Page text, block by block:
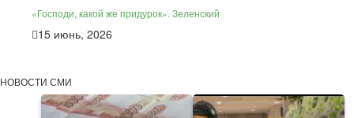
«Господи, какой же придурок». Зеленский
15 июнь, 2026
НОВОСТИ СМИ